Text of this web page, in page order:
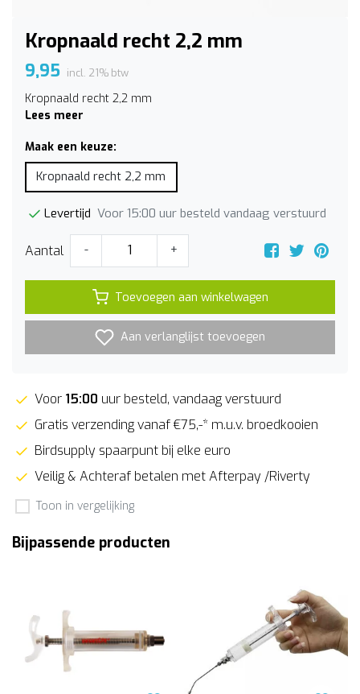
Kropnaald recht 2,2 mm
9,95 incl. 21% btw
Kropnaald recht 2,2 mm
Lees meer
Maak een keuze:
Kropnaald recht 2,2 mm
Levertijd Voor 15:00 uur besteld vandaag verstuurd
Aantal - +
Toevoegen aan winkelwagen
Aan verlanglijst toevoegen
Voor 15:00 uur besteld, vandaag verstuurd
Gratis verzending vanaf €75,-* m.u.v. broedkooien
Birdsupply spaarpunt bij elke euro
Veilig & Achteraf betalen met Afterpay /Riverty
Toon in vergelijking
Bijpassende producten